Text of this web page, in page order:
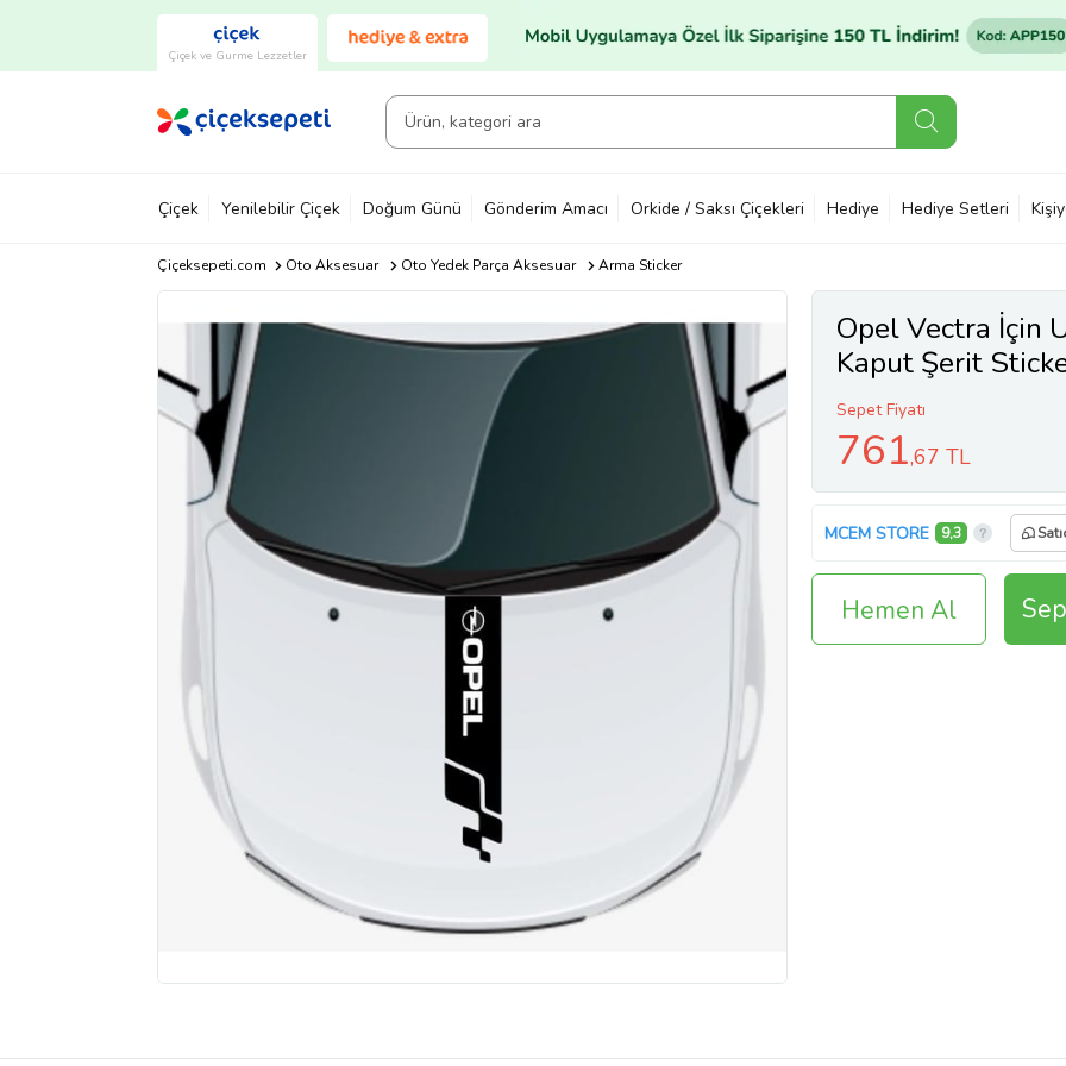
Çiçek ve Gurme Lezzetler
Çiçek Yenilebilir Çiçek Doğum Günü Gönderim Amacı Orkide / Saksı Çiçekleri Hediye Hediye Setleri
Çiçeksepeti.com Oto Aksesuar Oto Yedek Parça Aksesuar Arma Sticker
Opel Vectra İçin
Kaput Şerit
Sepet Fiyatı
761,67 TL
MCEM STORE 9,3
Hemen Al